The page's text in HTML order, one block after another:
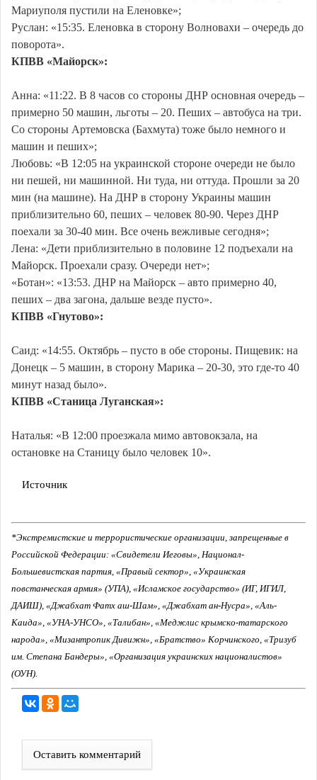
Мариуполя пустили на Еленовке»;
Руслан: «15:35. Еленовка в сторону Волновахи – очередь до
поворота».
КПВВ «Майорск»:
Анна: «11:22. В 8 часов со стороны ДНР основная очередь –
примерно 50 машин, льготы – 20. Пеших – автобуса на три.
Со стороны Артемовска (Бахмута) тоже было немного и
машин и пеших»;
Любовь: «В 12:05 на украинской стороне очереди не было
ни пешей, ни машинной. Ни туда, ни оттуда. Прошли за 20
мин (на машине). На ДНР в сторону Украины машин
приблизительно 60, пеших – человек 80-90. Через ДНР
поехали за 30-40 мин. Все очень вежливые сегодня»;
Лена: «Дети приблизительно в половине 12 подъехали на
Майорск. Проехали сразу. Очереди нет»;
«Ботан»: «13:53. ДНР на Майорск – авто примерно 40,
пеших – два загона, дальше везде пусто».
КПВВ «Гнутово»:
Саид: «14:55. Октябрь – пусто в обе стороны. Пищевик: на
Донецк – 5 машин, в сторону Марика – 20-30, это где-то 40
минут назад было».
КПВВ «Станица Луганская»:
Наталья: «В 12:00 проезжала мимо автовокзала, на
остановке на Станицу было человек 10».
Источник
*Экстремистские и террористические организации, запрещенные в
Российской Федерации: «Свидетели Иеговы», Национал-
Большевистская партия, «Правый сектор», «Украинская
повстанческая армия» (УПА), «Исламское государство» (ИГ, ИГИЛ,
ДАИШ), «Джабхат Фатх аш-Шам», «Джабхат ан-Нусра», «Аль-
Каида», «УНА-УНСО», «Талибан», «Меджлис крымско-татарского
народа», «Мизантропик Дивижн», «Братство» Корчинского, «Тризуб
им. Степана Бандеры», «Организация украинских националистов»
(ОУН).
Оставить комментарий